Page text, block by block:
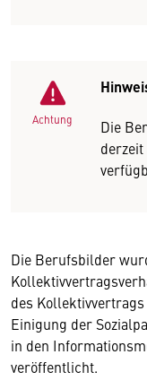
Achtung
Die
Die Berufsbilder
des
Einigung der
in den
veröffentlicht.